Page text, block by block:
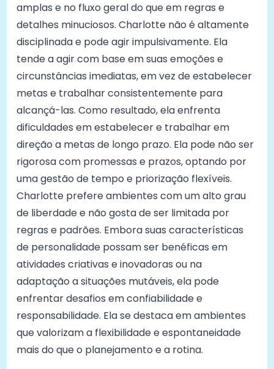
amplas e no fluxo geral do que em regras e
detalhes minuciosos. Charlotte não é altamente
disciplinada e pode agir impulsivamente. Ela
tende a agir com base em suas emoções e
circunstâncias imediatas, em vez de estabelecer
metas e trabalhar consistentemente para
alcançá-las. Como resultado, ela enfrenta
dificuldades em estabelecer e trabalhar em
direção a metas de longo prazo. Ela pode não ser
rigorosa com promessas e prazos, optando por
uma gestão de tempo e priorização flexíveis.
Charlotte prefere ambientes com um alto grau
de liberdade e não gosta de ser limitada por
regras e padrões. Embora suas características
de personalidade possam ser benéficas em
atividades criativas e inovadoras ou na
adaptação a situações mutáveis, ela pode
enfrentar desafios em confiabilidade e
responsabilidade. Ela se destaca em ambientes
que valorizam a flexibilidade e espontaneidade
mais do que o planejamento e a rotina.